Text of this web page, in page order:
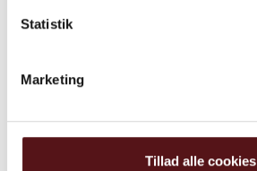
Statistik
Marketing
Tillad alle cookies
Juni 2019